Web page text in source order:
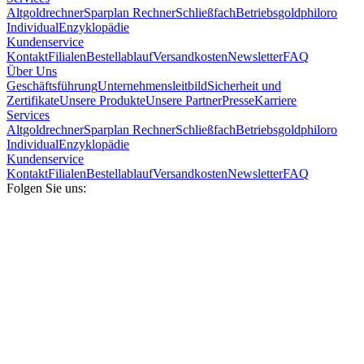
AltgoldrechnerSparplan RechnerSchließfachBetriebsgoldphiloro
IndividualEnzyklopädie
Kundenservice
KontaktFilialenBestellablaufVersandkostenNewsletterFAQ
Über Uns
GeschäftsführungUnternehmensleitbildSicherheit und
ZertifikateUnsere ProdukteUnsere PartnerPresseKarriere
Services
AltgoldrechnerSparplan RechnerSchließfachBetriebsgoldphiloro
IndividualEnzyklopädie
Kundenservice
KontaktFilialenBestellablaufVersandkostenNewsletterFAQ
Folgen Sie uns: